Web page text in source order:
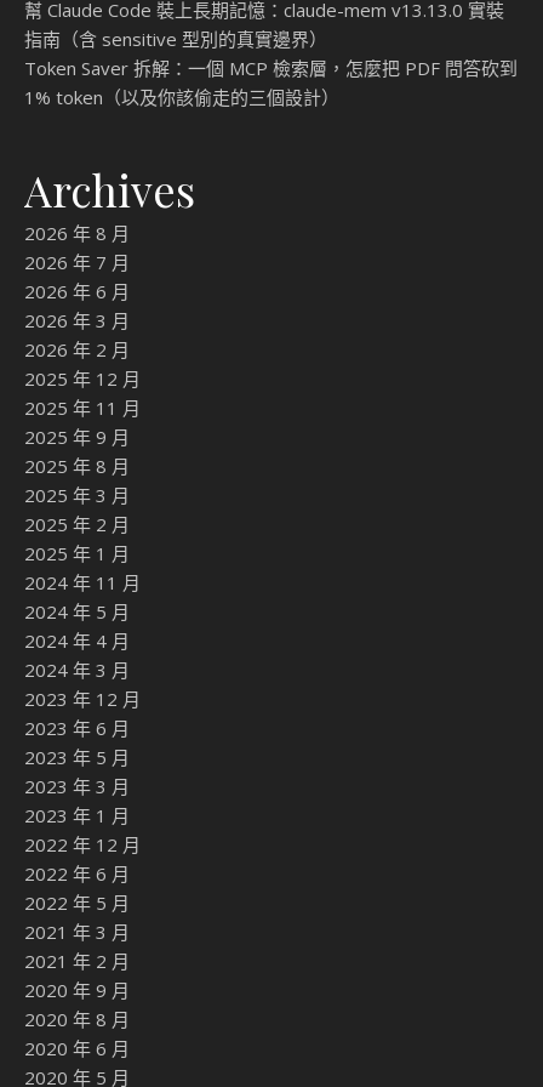
幫 Claude Code 裝上長期記憶：claude-mem v13.13.0 實裝
指南（含 sensitive 型別的真實邊界）
Token Saver 拆解：一個 MCP 檢索層，怎麼把 PDF 問答砍到
1% token（以及你該偷走的三個設計）
Archives
2026 年 8 月
2026 年 7 月
2026 年 6 月
2026 年 3 月
2026 年 2 月
2025 年 12 月
2025 年 11 月
2025 年 9 月
2025 年 8 月
2025 年 3 月
2025 年 2 月
2025 年 1 月
2024 年 11 月
2024 年 5 月
2024 年 4 月
2024 年 3 月
2023 年 12 月
2023 年 6 月
2023 年 5 月
2023 年 3 月
2023 年 1 月
2022 年 12 月
2022 年 6 月
2022 年 5 月
2021 年 3 月
2021 年 2 月
2020 年 9 月
2020 年 8 月
2020 年 6 月
2020 年 5 月